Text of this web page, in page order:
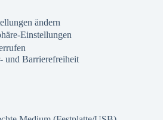
ändern
Einstellungen
und Barrierefreiheit